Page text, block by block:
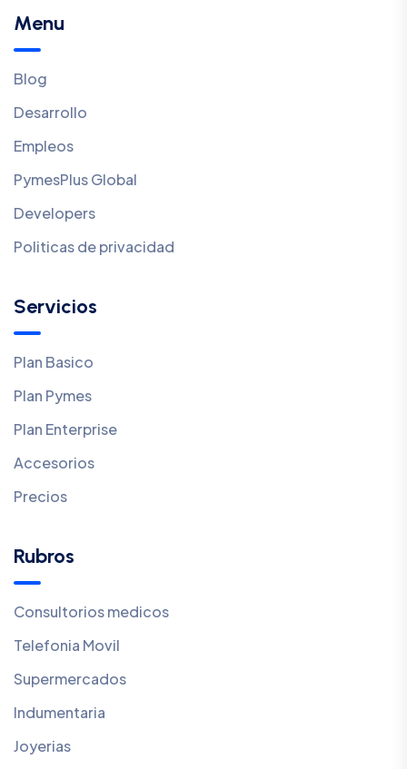
Menu
Blog
Desarrollo
Empleos
PymesPlus Global
Developers
Politicas de privacidad
Servicios
Plan Basico
Plan Pymes
Plan Enterprise
Accesorios
Precios
Rubros
Consultorios medicos
Telefonia Movil
Supermercados
Indumentaria
Joyerias